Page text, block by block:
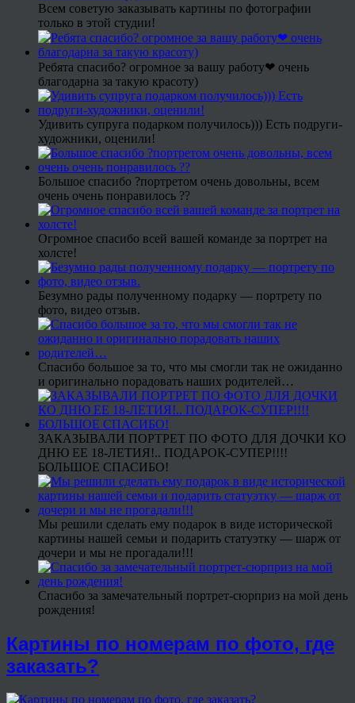
Всем советую заказывать картины по фотографии
только в этой студии!
Ребята спасибо? огромное за вашу работу❤ очень
благодарна за такую красоту)
Удивить супруга подарком получилось))) Есть подруги-
художники, оценили!
Большое спасибо ?портретом очень довольны, всем
очень очень понравилось ??
Огромное спасибо всей вашей команде за портрет на
холсте!
Безумно рады полученному подарку — портрету по
фото, видео отзыв.
Спасибо большое за то, что мы смогли так не ожиданно
и оригинально порадовать наших родителей…
ЗАКАЗЫВАЛИ ПОРТРЕТ ПО ФОТО ДЛЯ ДОЧКИ КО
ДНЮ ЕЕ 18-ЛЕТИЯ!.. ПОДАРОК-СУПЕР!!!!
БОЛЬШОЕ СПАСИБО!
Мы решили сделать ему подарок в виде исторической
картины нашей семьи и подарить статуэтку — шарж от
дочери и мы не прогадали!!!
Спасибо за замечательный портрет-сюрприз на мой день
рождения!
Картины по номерам по фото, где
заказать?